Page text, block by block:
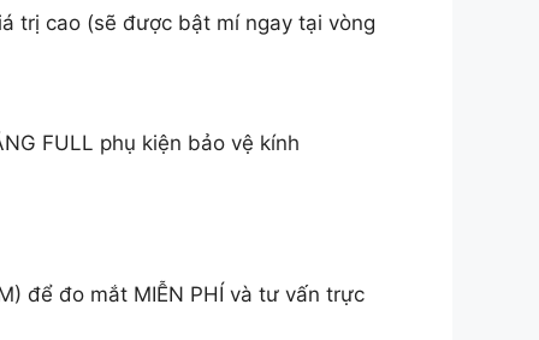
trị cao (sẽ được bật mí ngay tại vòng
FULL phụ kiện bảo vệ kính
để đo mắt MIỄN PHÍ và tư vấn trực